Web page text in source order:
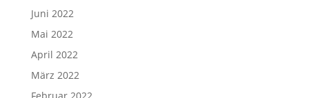
Juni 2022
Mai 2022
April 2022
März 2022